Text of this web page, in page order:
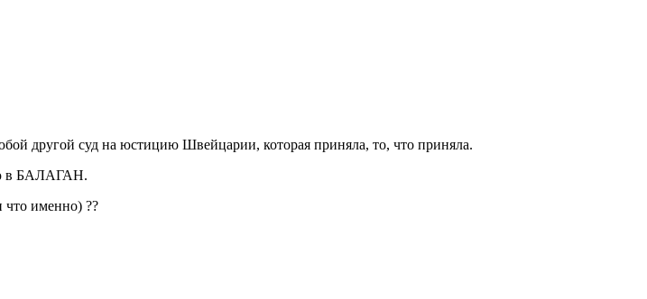
другой суд на юстицию Швейцарии, которая приняла, то, что приняла.
в БАЛАГАН.
именно) ??